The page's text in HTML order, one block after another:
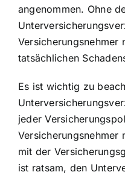
angenommen. Ohne
Versicherungsnehmer
tatsächlichen
Es ist wichtig zu
jeder
Versicherungsnehmer
mit der
ist ratsam, den